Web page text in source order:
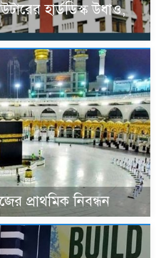
হার্ডডিস্ক উধাও,
প্রাথমিক নিবন্ধন